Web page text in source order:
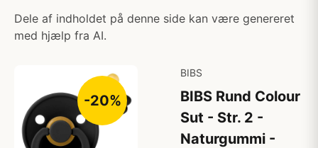
Dele af indholdet på denne side kan være genereret
med hjælp fra AI.
-20%
BIBS
BIBS Rund Colour
Sut - Str. 2 -
Naturgummi -